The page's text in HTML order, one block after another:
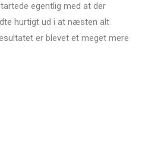
egentlig med at der
hurtigt ud i at næsten alt
er blevet et meget mere